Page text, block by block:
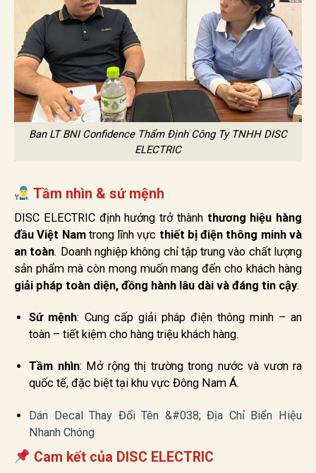
Ban LT BNI Confidence Thẩm Định Công Ty TNHH DISC
ELECTRIC
Tầm nhìn & sứ mệnh
DISC ELECTRIC định hướng trở thành thương hiệu hàng
đầu Việt Namtrong lĩnh vực thiết bị điện thông minh và
an toàn. Doanh nghiệp không chỉ tập trung vào chất lượng
sản phẩm mà còn mong muốn mang đến cho khách hàng
giải pháp toàn diện, đồng hành lâu dài và đáng tin cậy.
Sứ mệnh: Cung cấp giải pháp điện thông minh – an
toàn – tiết kiệm cho hàng triệu khách hàng.
Tầm nhìn: Mở rộng thị trường trong nước và vươn ra
quốc tế, đặc biệt tại khu vực Đông Nam Á.
Dán Decal Thay Đổi Tên &#038; Địa Chỉ Biển Hiệu
Nhanh Chóng
Cam kết của DISC ELECTRIC